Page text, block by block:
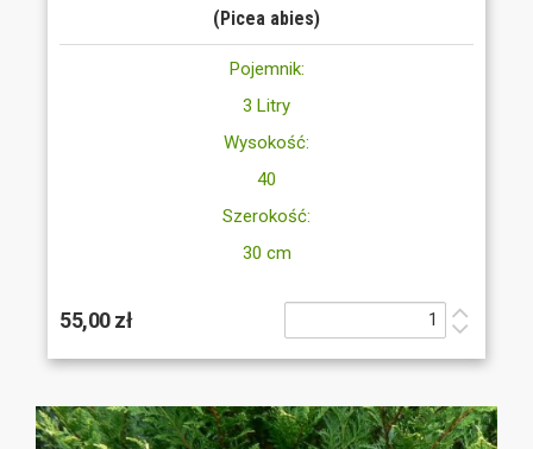
(Picea abies)
Pojemnik:
3 Litry
Wysokość:
40
Szerokość:
30 cm
55,00 zł